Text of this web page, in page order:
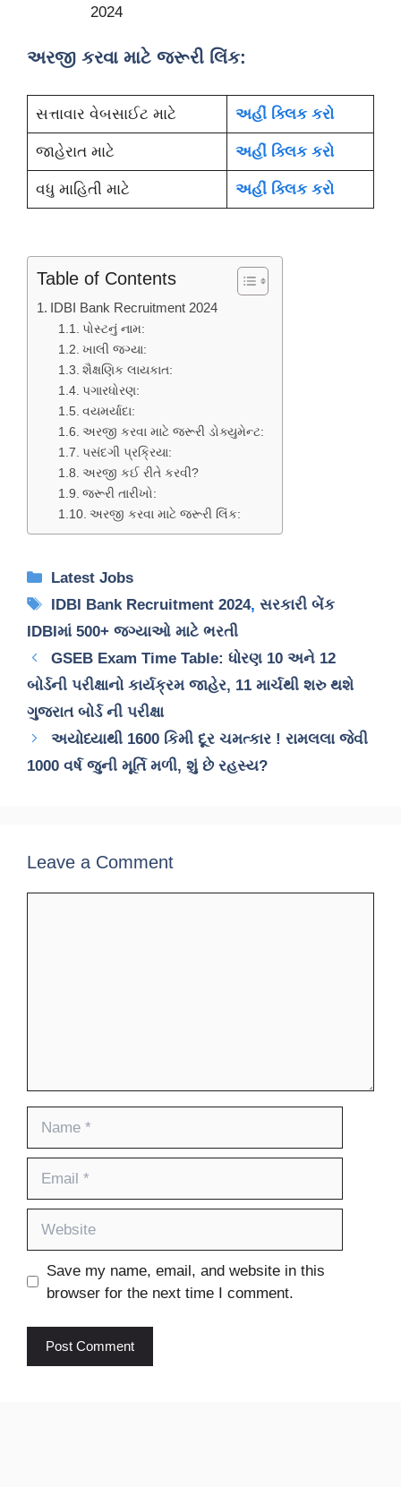
2024
અરજી કરવા માટે જરૂરી લિંક:
સત્તાવાર વેબસાઈટ માટે અહીં ક્લિક કરો
જાહેરાત માટે અહીં ક્લિક કરો
વધુ માહિતી માટે અહીં ક્લિક કરો
Table of Contents
IDBI Bank Recruitment 2024
પોસ્ટનું નામ:
ખાલી જગ્યા:
શૈક્ષણિક લાયકાત:
પગારધોરણ:
વયમર્યાદા:
અરજી કરવા માટે જરૂરી ડોક્યુમેન્ટ:
પસંદગી પ્રક્રિયા:
અરજી કઈ રીતે કરવી?
જરૂરી તારીખો:
અરજી કરવા માટે જરૂરી લિંક:
Categories
Latest Jobs
Tags
IDBI Bank Recruitment 2024,સરકારી બેંક
IDBIમાં 500+ જગ્યાઓ માટે ભરતી
GSEB Exam Time Table: ધોરણ 10 અને 12
બોર્ડની પરીક્ષાનો કાર્યક્રમ જાહેર, 11 માર્ચથી શરુ થશે
ગુજરાત બોર્ડ ની પરીક્ષા
અયોધ્યાથી 1600 કિમી દૂર ચમત્કાર ! રામલલા જેવી
1000 વર્ષ જુની મૂર્તિ મળી, શું છે રહસ્ય?
Leave a Comment
Save my name, email, and website in this
browser for the next time I comment.